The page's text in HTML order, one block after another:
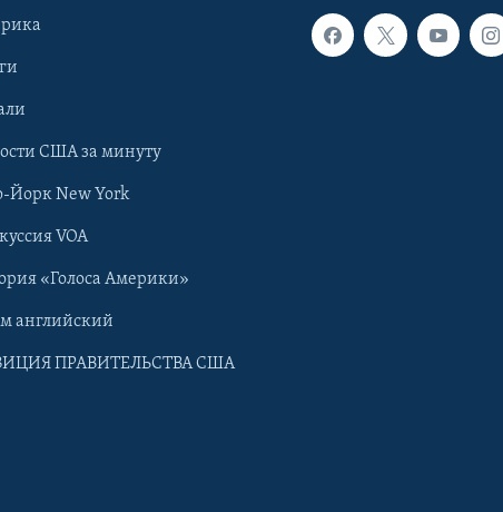
США за минуту
Йорк New York
VOA
«Голоса Америки»
английский
ПРАВИТЕЛЬСТВА США